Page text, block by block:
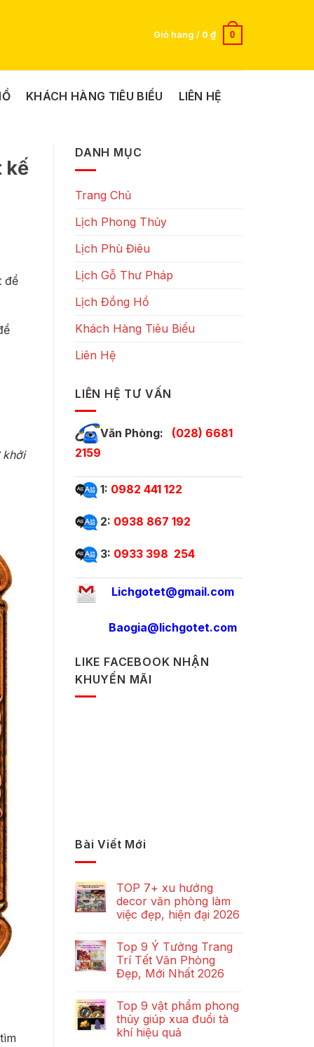
Giỏ hàng / 0 ₫ 0
KHÁCH HÀNG TIÊU BIỂU LIÊN HỆ
kế
để
khởi
DANH MỤC
Trang Chủ
Lịch Phong Thủy
Lịch Phù Điêu
Lịch Gỗ Thư Pháp
Lịch Đồng Hồ
Khách Hàng Tiêu Biểu
Liên Hệ
LIÊN HỆ TƯ VẤN
Văn Phòng: (028) 6681
2159
1: 0982 441 122
2: 0938 867 192
3: 0933 398 254
Lichgotet@gmail.com
Baogia@lichgotet.com
LIKE FACEBOOK NHẬN
KHUYẾN MÃI
Bài Viết Mới
TOP 7+ xu hướng
decor văn phòng làm
việc đẹp, hiện đại 2026
Top 9 Ý Tưởng Trang
Trí Tết Văn Phòng
Đẹp, Mới Nhất 2026
Top 9 vật phẩm phong
thủy giúp xua đuổi tà
khí hiệu quả